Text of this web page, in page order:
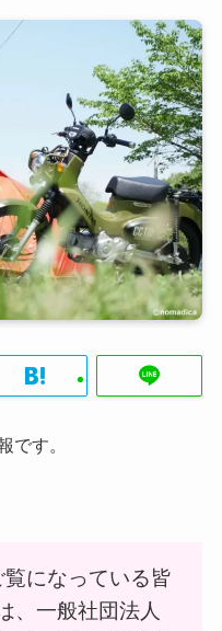
です。
になっている皆
、一般社団法人